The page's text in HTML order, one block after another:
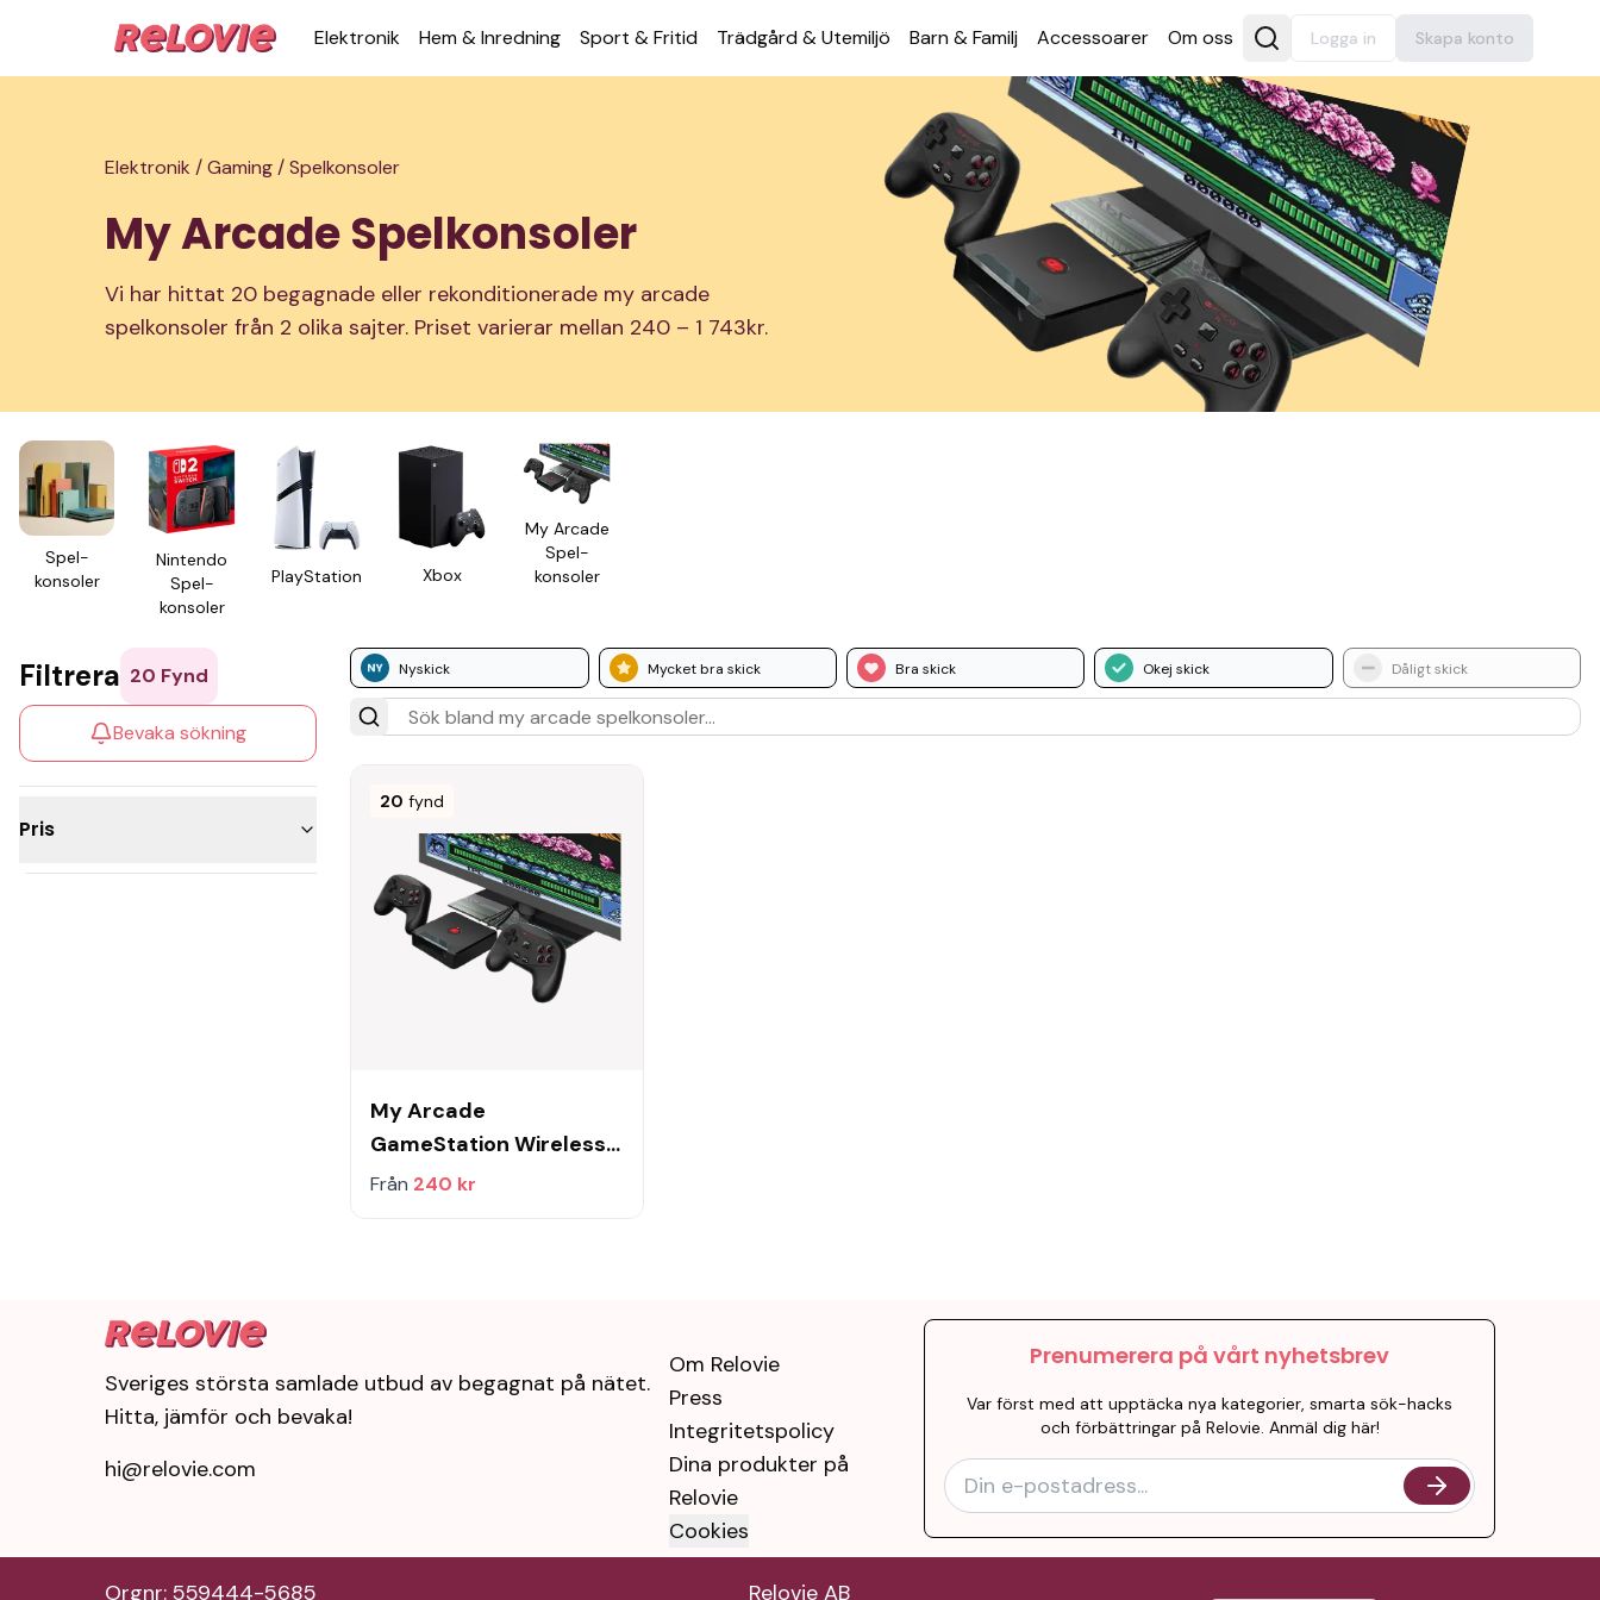
Elek­tronik Hem & Inred­ning Sport & Fritid Trädgård & Utemiljö Barn & Familj Acces­soarer Om oss Logga in Skapa konto
Elektronik /Gaming /Spelkonsoler
My Arcade Spelkonsoler
Vi har hittat 20 begagnade eller rekonditionerade my arcade
spelkonsoler från 2 olika sajter. Priset varierar mellan 240 – 1 743kr.
Spel­
konsoler
Nintendo
Spel­
konsoler
Play­Station Xbox
My Arcade
Spel­
konsoler
Nyskick Mycket bra skick Bra skick Okej skick Dåligt skick
Filtrera 20 Fynd
Bevaka sökning
Pris
20 fynd
My Arcade
GameStation Wireless
HD
Från 240 kr
Sveriges största samlade utbud av begagnat på nätet.
Hitta, jämför och bevaka!
hi@relovie.com
Om Relovie
Press
Integritetspolicy
Dina produkter på
Relovie
Cookies
Prenumerera på vårt nyhetsbrev
Var först med att upptäcka nya kategorier, smarta sök-hacks
och förbättringar på Relovie. Anmäl dig här!
Orgnr: 559444-5685 Relovie AB